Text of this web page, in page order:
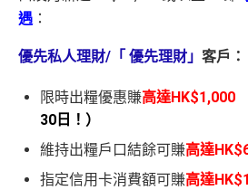
遇 ：
優先私人理財/「 優先理財」 客戶：
限時出糧優惠賺高達HK$1,000
30日！）
維持出糧戶口結餘可賺高達
指定信用卡消費額可賺高達